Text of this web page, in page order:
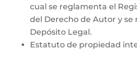
cual se reglamenta el
del Derecho de Autor y se
Depósito Legal.
Estatuto de propiedad